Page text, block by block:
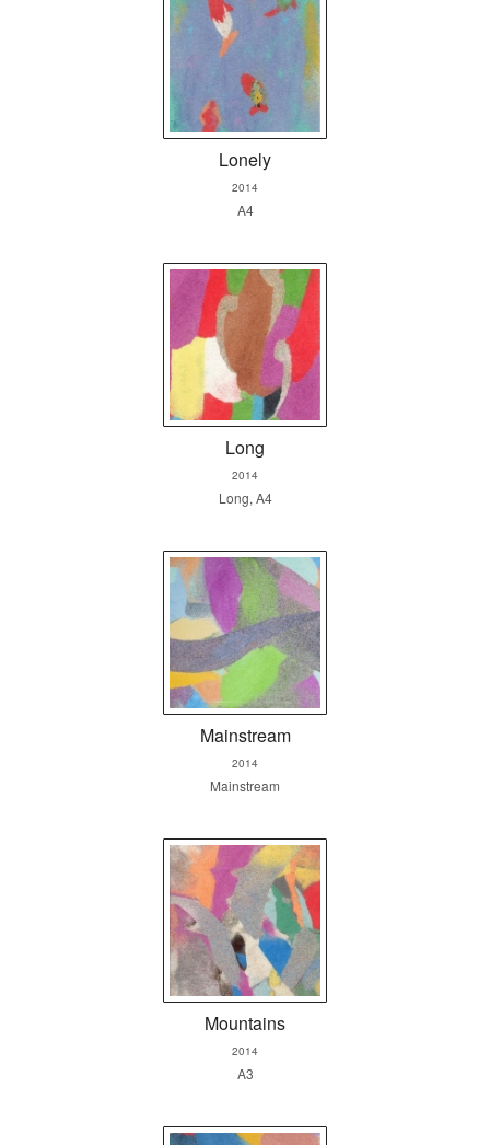
Lonely
2014
A4
Long
2014
Long, A4
Mainstream
2014
Mainstream
Mountains
2014
A3